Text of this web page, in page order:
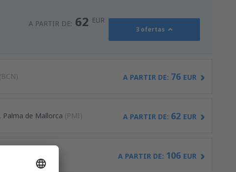
A PARTIR DE: 62 EUR
3 ofertas
(BCN) A PARTIR DE: 76 EUR
Palma de Mallorca (PMI) A PARTIR DE: 62 EUR
A PARTIR DE: 106 EUR